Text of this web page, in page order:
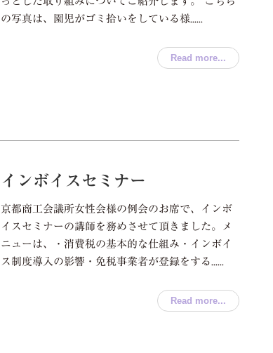
の写真は、園児がゴミ拾いをしている様......
Read more...
インボイスセミナー
京都商工会議所女性会様の例会のお席で、インボ
イスセミナーの講師を務めさせて頂きました。メ
ニューは、・消費税の基本的な仕組み・インボイ
ス制度導入の影響・免税事業者が登録をする......
Read more...